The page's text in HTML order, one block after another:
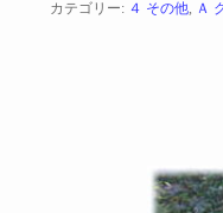
カテゴリー: ４ その他, Ａ